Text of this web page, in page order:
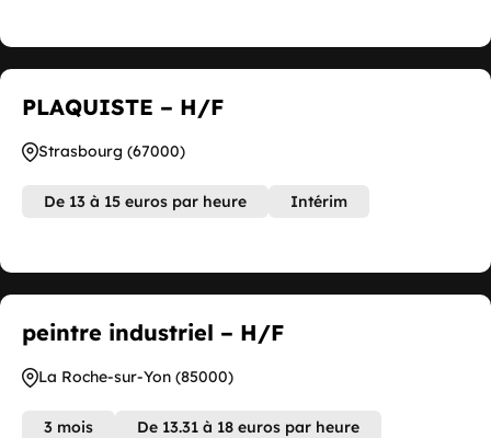
PLAQUISTE – H/F
Strasbourg (67000)
De 13 à 15 euros par heure Intérim
peintre industriel – H/F
La Roche-sur-Yon (85000)
3 mois
De 13.31 à 18 euros par heure